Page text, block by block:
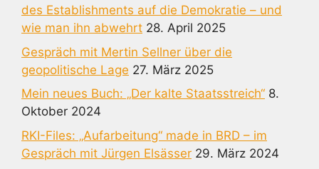
des Establishments auf die Demokratie – und
wie man ihn abwehrt 28. April 2025
Gespräch mit Mertin Sellner über die
geopolitische Lage 27. März 2025
Mein neues Buch: „Der kalte Staatsstreich“ 8.
Oktober 2024
RKI-Files: „Aufarbeitung“ made in BRD – im
Gespräch mit Jürgen Elsässer 29. März 2024